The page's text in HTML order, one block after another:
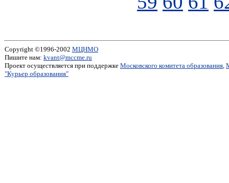
Copyright ©1996-2002 МЦНМО
Пишите нам: kvant@mccme.ru
Проект осуществляется при поддержке Московского комитета образования,
"Курьер образования"